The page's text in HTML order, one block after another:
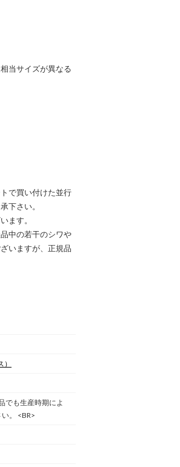
当サイズが異なる
で買い付けた並行
下さい。
ます。
中の若干のシワや
いますが、正規品
でも生産時期によ
。 <BR>